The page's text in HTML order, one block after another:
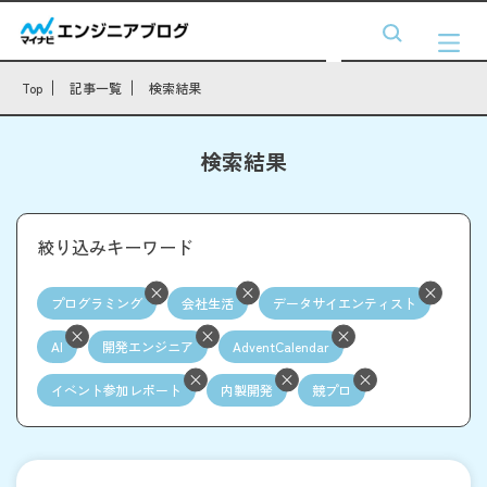
Top 記事一覧 検索結果
検索結果
絞り込みキーワード
プログラミング 会社生活 データサイエンティスト
AI 開発エンジニア AdventCalendar
イベント参加レポート 内製開発 競プロ